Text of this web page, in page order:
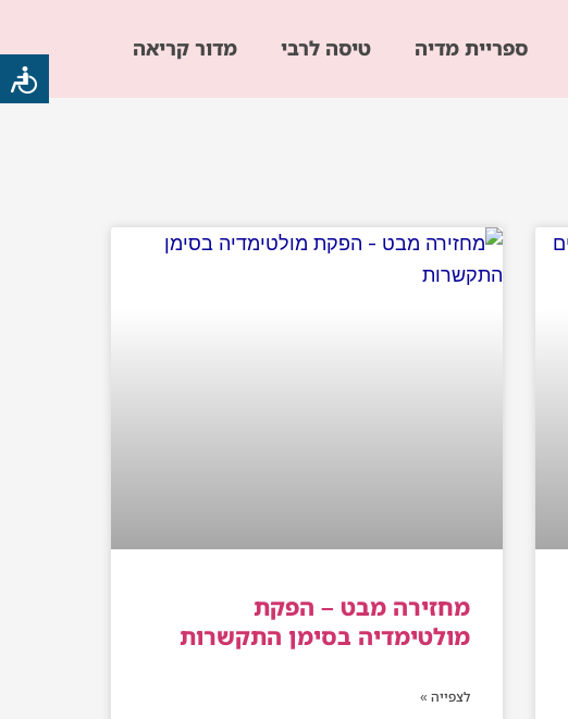
ספריית מדיה טיסה לרבי מדור קריאה
מחזירה מבט – הפקת
מולטימדיה בסימן התקשרות
לצפייה »